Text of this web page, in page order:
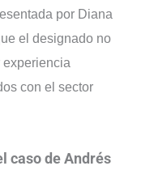
por Diana
el designado no
experiencia
con el sector
caso de Andrés